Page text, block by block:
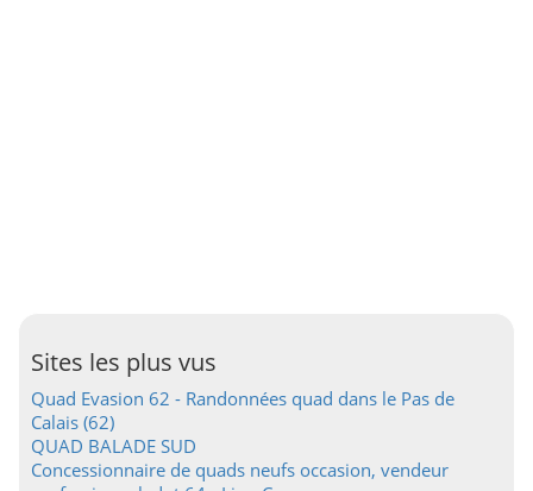
Sites les plus vus
Quad Evasion 62 - Randonnées quad dans le Pas de
Calais (62)
QUAD BALADE SUD
Concessionnaire de quads neufs occasion, vendeur